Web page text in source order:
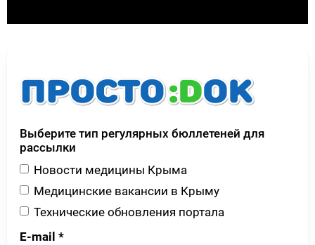
Выберите тип регулярных бюллетеней для
рассылки
Новости медицины Крыма
Медицинские вакансии в Крыму
Технические обновления портала
E-mail *